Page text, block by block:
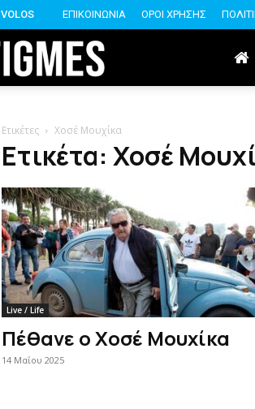
VOLOS ΕΠΙΚΟΙΝΩΝΙΑ ΟΡΟΙ ΧΡΗΣΗΣ
istigmes
Ετικέτες Χοσέ Μουχίκα
Ετικέτα: Χοσέ
Live / Life
Πέθανε ο Χοσέ Μουχίκα
14 Μαΐου 2025